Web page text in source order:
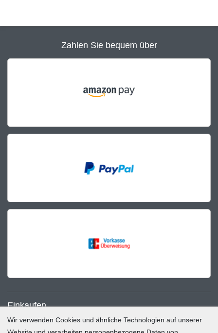
Zahlen Sie bequem über
Einkaufen
Wir verwenden Cookies und ähnliche Technologien auf unserer